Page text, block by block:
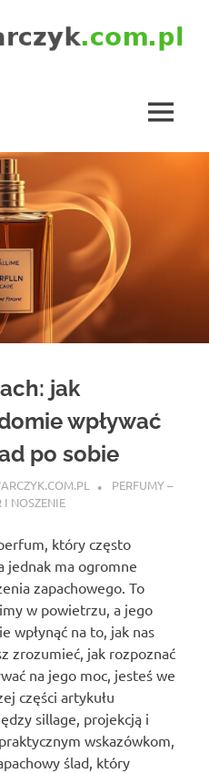
MENU
jak
wpływać
po sobie
PERFUMY –
I NOSZENIE
który często
jednak ma ogromne
zapachowego. To
w powietrzu, a jego
wpłynąć na to, jak nas
zrozumieć, jak rozpoznać
na jego moc, jesteś we
części artykułu
sillage, projekcją i
wskazówkom,
ślad, który